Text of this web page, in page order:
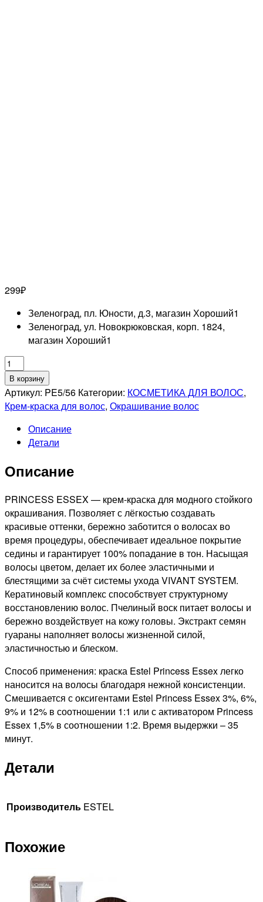
299₽
Зеленоград, пл. Юности, д.3, магазин Хороший1
Зеленоград, ул. Новокрюковская, корп. 1824,
магазин Хороший1
Количество
товара
ESTEL
PROFESSIONNEL
PRINCESS
ESSEX
КРЕМ-
ДЛЯ
ВОЛОС
МАХАГОН,
60мл
В корзину
Артикул: PE5/56 Категории: КОСМЕТИКА ДЛЯ ВОЛОС,
Крем-краска для волос, Окрашивание волос
Описание
Детали
Описание
PRINCESS ESSEX — крем-краска для модного стойкого
окрашивания. Позволяет с лёгкостью создавать
красивые оттенки, бережно заботится о волосах во
время процедуры, обеспечивает идеальное покрытие
седины и гарантирует 100% попадание в тон. Насыщая
волосы цветом, делает их более эластичными и
блестящими за счёт системы ухода VIVANT SYSTEM.
Кератиновый комплекс способствует структурному
восстановлению волос. Пчелиный воск питает волосы и
бережно воздействует на кожу головы. Экстракт семян
гуараны наполняет волосы жизненной силой,
эластичностью и блеском.
Способ применения: краска Estel Princess Essex легко
наносится на волосы благодаря нежной консистенции.
Смешивается с оксигентами Estel Princess Essex 3%, 6%,
9% и 12% в соотношении 1:1 или с активатором Princess
Essex 1,5% в соотношении 1:2. Время выдержки – 35
минут.
Детали
Производитель ESTEL
Похожие